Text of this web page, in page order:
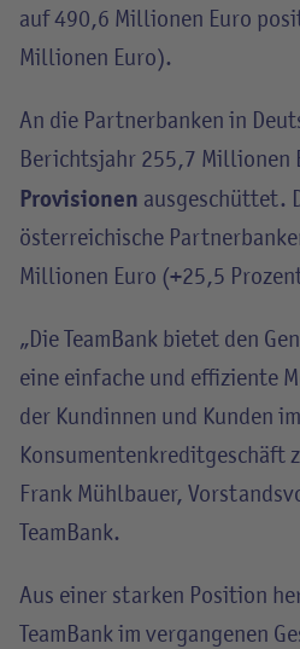
auf 490,6 Millionen Euro
Millionen Euro).
An die Partnerbanken in
Berichtsjahr 255,7 Millionen
Provisionen ausgeschüttet.
österreichische
Millionen Euro (+25,5
„Die TeamBank bietet den
eine einfache und effiziente
der Kundinnen und Kunden im
Konsumentenkreditgeschäft
Frank Mühlbauer,
TeamBank.
Aus einer starken Position
TeamBank im vergangenen